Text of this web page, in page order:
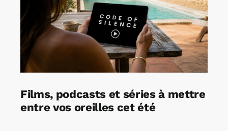
Films, podcasts et séries à mettre
entre vos oreilles cet été